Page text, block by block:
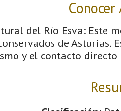
del Río Esva: Este
de
y el contacto